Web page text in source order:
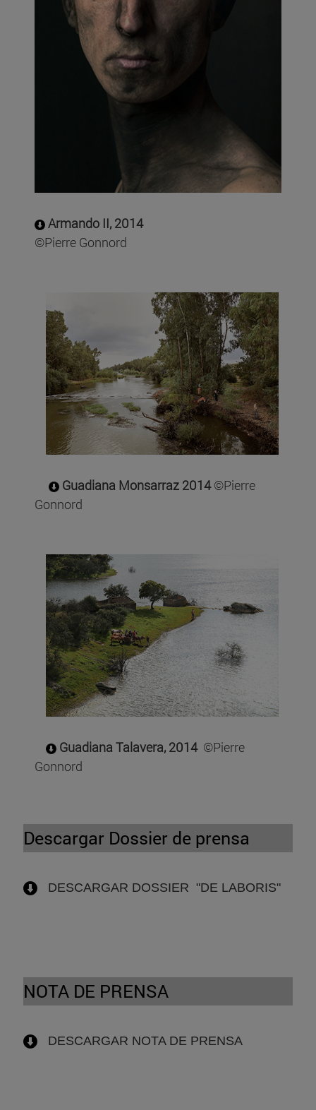
Armando II, 2014
©Pierre Gonnord
Guadiana Monsarraz 2014©Pierre
Gonnord
Guadiana Talavera, 2014©Pierre
Gonnord
Descargar Dossier de prensa
DESCARGAR DOSSIER "DE LABORIS"
NOTA DE PRENSA
DESCARGAR NOTA DE PRENSA